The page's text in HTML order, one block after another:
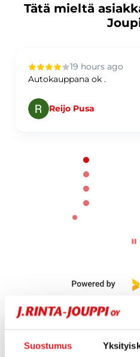
Suostumus
Tätä mieltä
19 hours ago
Autokauppana ok .
Reijo Pusa